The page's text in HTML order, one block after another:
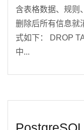
含表格数据、规则
删除后所有信息就
式如下： DROP
中...